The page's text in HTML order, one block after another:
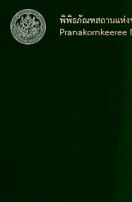
พิพิธภัณฑสถานแห่ง